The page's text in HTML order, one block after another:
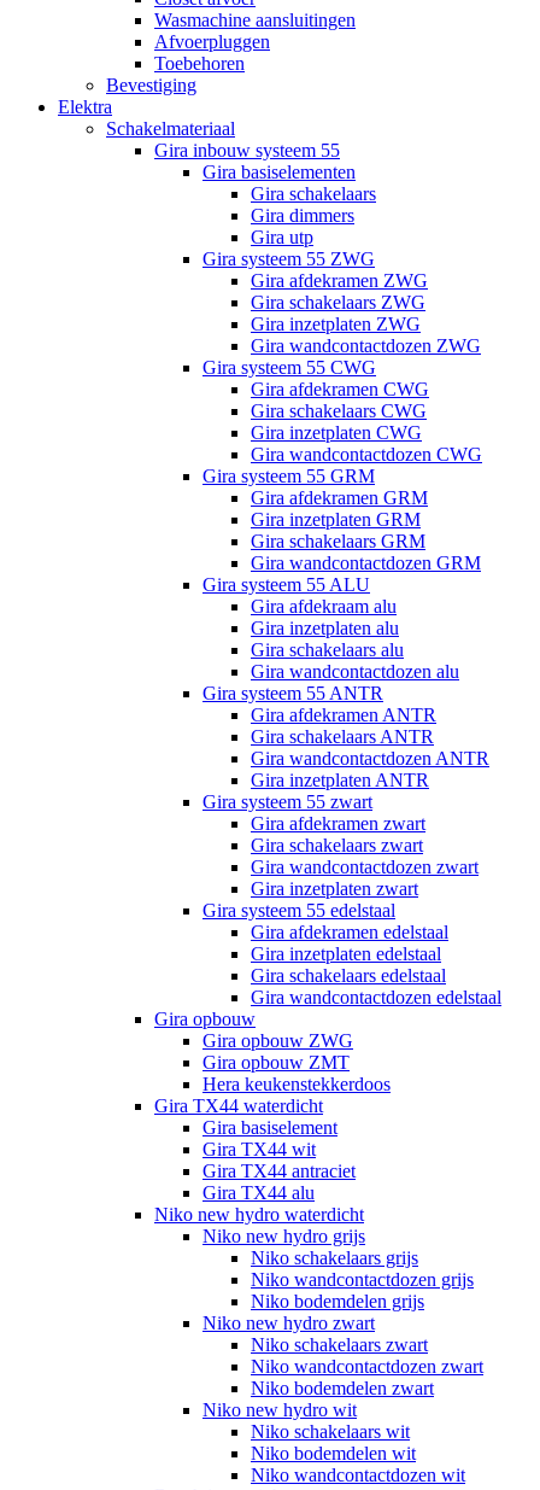
Wasmachine aansluitingen
Afvoerpluggen
Toebehoren
Bevestiging
Elektra
Schakelmateriaal
Gira inbouw systeem 55
Gira basiselementen
Gira schakelaars
Gira dimmers
Gira utp
Gira systeem 55 ZWG
Gira afdekramen ZWG
Gira schakelaars ZWG
Gira inzetplaten ZWG
Gira wandcontactdozen ZWG
Gira systeem 55 CWG
Gira afdekramen CWG
Gira schakelaars CWG
Gira inzetplaten CWG
Gira wandcontactdozen CWG
Gira systeem 55 GRM
Gira afdekramen GRM
Gira inzetplaten GRM
Gira schakelaars GRM
Gira wandcontactdozen GRM
Gira systeem 55 ALU
Gira afdekraam alu
Gira inzetplaten alu
Gira schakelaars alu
Gira wandcontactdozen alu
Gira systeem 55 ANTR
Gira afdekramen ANTR
Gira schakelaars ANTR
Gira wandcontactdozen ANTR
Gira inzetplaten ANTR
Gira systeem 55 zwart
Gira afdekramen zwart
Gira schakelaars zwart
Gira wandcontactdozen zwart
Gira inzetplaten zwart
Gira systeem 55 edelstaal
Gira afdekramen edelstaal
Gira inzetplaten edelstaal
Gira schakelaars edelstaal
Gira wandcontactdozen edelstaal
Gira opbouw
Gira opbouw ZWG
Gira opbouw ZMT
Hera keukenstekkerdoos
Gira TX44 waterdicht
Gira basiselement
Gira TX44 wit
Gira TX44 antraciet
Gira TX44 alu
Niko new hydro waterdicht
Niko new hydro grijs
Niko schakelaars grijs
Niko wandcontactdozen grijs
Niko bodemdelen grijs
Niko new hydro zwart
Niko schakelaars zwart
Niko wandcontactdozen zwart
Niko bodemdelen zwart
Niko new hydro wit
Niko schakelaars wit
Niko bodemdelen wit
Niko wandcontactdozen wit